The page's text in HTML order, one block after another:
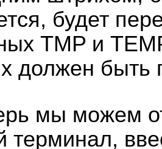
будет
TMP и
должен быть
мы можем
терминал,